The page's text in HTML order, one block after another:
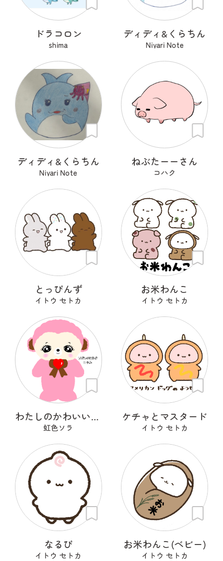
ドラコロン
shima
ディディ&くらちん
Niyari Note
ディディ&くらちん
Niyari Note
ねぶたーーさん
コハク
とっぴんず
イトウ セトカ
お米わんこ
イトウ セトカ
わたしのかわいいせかい
虹色ソラ
ケチャとマスタード
イトウ セトカ
なるぴ
イトウ セトカ
お米わんこ(ベビー)
イトウ セトカ